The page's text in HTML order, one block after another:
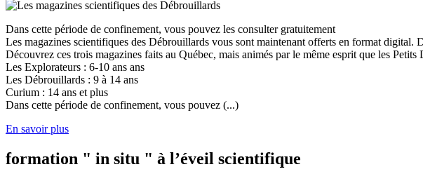
Dans cette période de confinement, vous pouvez les consulter gratuitement
Les magazines scientifiques des Débrouillards vous sont maintenant offerts en format digital.
Découvrez ces trois magazines faits au Québec, mais animés par le même esprit que les
Les Explorateurs : 6-10 ans ans
Les Débrouillards : 9 à 14 ans
Curium : 14 ans et plus
Dans cette période de confinement, vous pouvez (...)
En savoir plus
formation " in situ " à l’éveil scientifique